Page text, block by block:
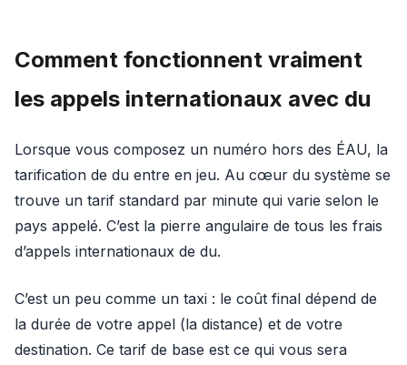
Comment fonctionnent vraiment
les appels internationaux avec du
Lorsque vous composez un numéro hors des ÉAU, la
tarification de du entre en jeu. Au cœur du système se
trouve un tarif standard par minute qui varie selon le
pays appelé. C’est la pierre angulaire de tous les frais
d’appels internationaux de du.
C’est un peu comme un taxi : le coût final dépend de
la durée de votre appel (la distance) et de votre
destination. Ce tarif de base est ce qui vous sera